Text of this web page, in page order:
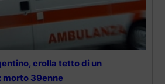
crolla tetto di un
morto 39enne